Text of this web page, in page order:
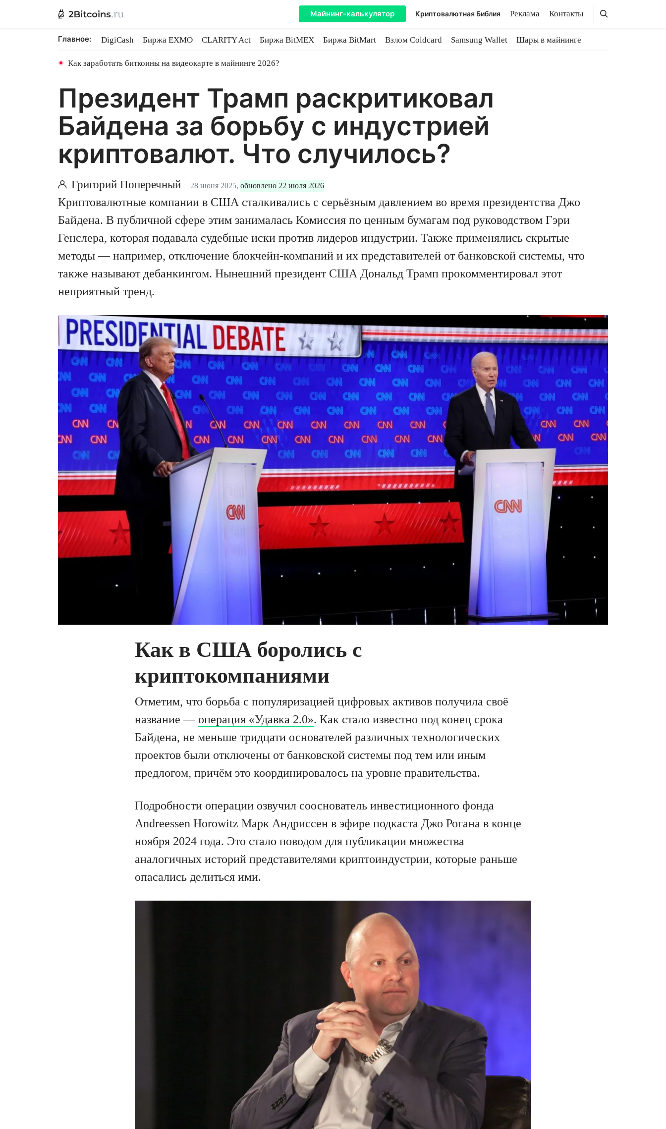
Майнинг-калькулятор Криптовалютная Библия Реклама Контакты Поиск
Поиск
Главное: DigiCash Биржа EXMO CLARITY Act Биржа BitMEX Биржа BitMart Взлом Coldcard Samsung Wallet
Шары в майнинге
Как заработать биткоины на видеокарте в майнинге 2026?
Президент Трамп раскритиковал
Байдена за борьбу с индустрией
криптовалют. Что случилось?
Григорий Поперечный 28 июня 2025, обновлено 22 июля 2026
Криптовалютные компании в США сталкивались с серьёзным давлением во время президентства Джо
Байдена. В публичной сфере этим занималась Комиссия по ценным бумагам под руководством Гэри
Генслера, которая подавала судебные иски против лидеров индустрии. Также применялись скрытые
методы — например, отключение блокчейн-компаний и их представителей от банковской системы, что
также называют дебанкингом. Нынешний президент США Дональд Трамп прокомментировал этот
неприятный тренд.
Как в США боролись с
криптокомпаниями
Отметим, что борьба с популяризацией цифровых активов получила своё
название — операция «Удавка 2.0». Как стало известно под конец срока
Байдена, не меньше тридцати основателей различных технологических
проектов были отключены от банковской системы под тем или иным
предлогом, причём это координировалось на уровне правительства.
Подробности операции озвучил сооснователь инвестиционного фонда
Andreessen Horowitz Марк Андриссен в эфире подкаста Джо Рогана в конце
ноября 2024 года. Это стало поводом для публикации множества
аналогичных историй представителями криптоиндустрии, которые раньше
опасались делиться ими.